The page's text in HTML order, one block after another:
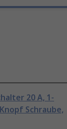
20 A, 1-
Schraube,